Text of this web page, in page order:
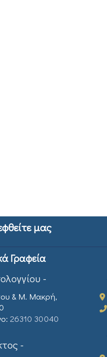
μας
Γραφεία
-
& Μ. Μακρή,
26310 30040
-